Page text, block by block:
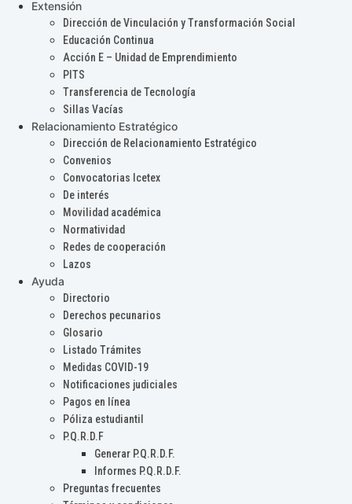
Extensión
Dirección de Vinculación y Transformación Social
Educación Continua
Acción E – Unidad de Emprendimiento
PITS
Transferencia de Tecnología
Sillas Vacías
Relacionamiento Estratégico
Dirección de Relacionamiento Estratégico
Convenios
Convocatorias Icetex
De interés
Movilidad académica
Normatividad
Redes de cooperación
Lazos
Ayuda
Directorio
Derechos pecunarios
Glosario
Listado Trámites
Medidas COVID-19
Notificaciones judiciales
Pagos en línea
Póliza estudiantil
P.Q.R.D.F
Generar P.Q.R.D.F.
Informes P.Q.R.D.F.
Preguntas frecuentes